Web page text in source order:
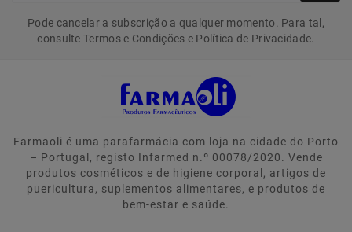
Pode cancelar a subscrição a qualquer momento. Para tal,
consulte Termos e Condições e Política de Privacidade.
Farmaoli é uma parafarmácia com loja na cidade do Porto
– Portugal, registo Infarmed n.º 00078/2020. Vende
produtos cosméticos e de higiene corporal, artigos de
puericultura, suplementos alimentares, e produtos de
bem-estar e saúde.